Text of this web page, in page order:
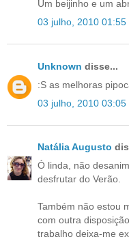
Um beijinho e um
03 julho, 2010 01:55
Unknown disse...
:S as melhoras
03 julho, 2010 03:05
Natália Augusto
Ó linda, não
desfrutar do Verão.
Também não estou
com outra
trabalho deixa-me